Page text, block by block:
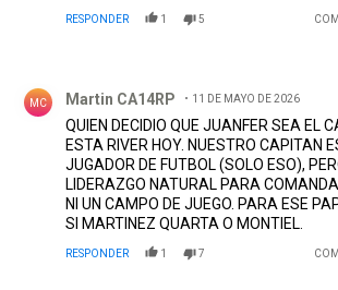
RESPONDER 1 5
MC Martin CA14RP 11 DE MAYO DE 2026
QUIEN DECIDIO QUE JUANFER SEA EL
ESTA RIVER HOY. NUESTRO CAPITAN
JUGADOR DE FUTBOL (SOLO ESO),
LIDERAZGO NATURAL PARA
NI UN CAMPO DE JUEGO. PARA ESE
SI MARTINEZ QUARTA O MONTIEL.
RESPONDER 1 7